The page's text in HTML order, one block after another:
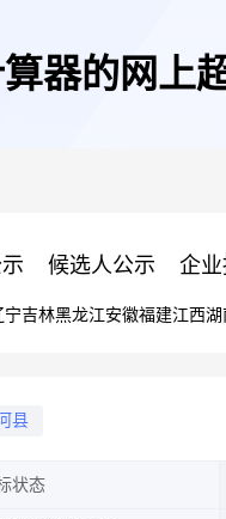
器的网上
候选人公示 企
宁吉林黑龙江安徽福建江西湖
县
状态